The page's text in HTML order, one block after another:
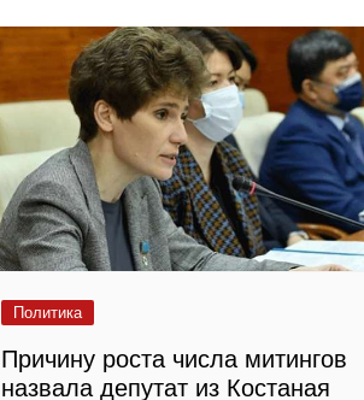
Политика
Причину роста числа митингов
назвала депутат из Костаная